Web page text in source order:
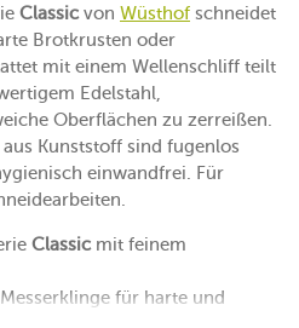
Classicvon Wüsthof schneidet
Brotkrusten oder
mit einem Wellenschliff teilt
Edelstahl,
Oberflächen zu zerreißen.
Kunststoff sind fugenlos
einwandfrei. Für
Classicmit feinem
für harte und